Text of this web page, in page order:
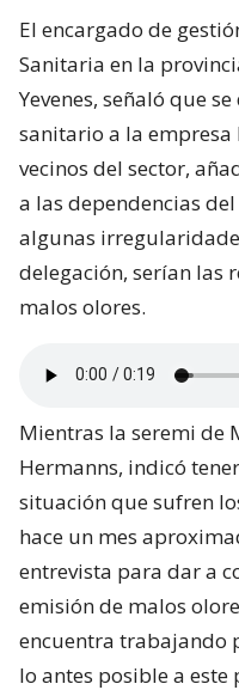
El encargado de
Sanitaria en la
Yevenes, señaló que
sanitario a la empresa
vecinos del sector,
a las dependencias
algunas
delegación, serían las
malos olores.
Mientras la seremi de
Hermanns, indicó
situación que sufren
hace un mes
entrevista para dar a
emisión de malos
encuentra trabajando
lo antes posible a este